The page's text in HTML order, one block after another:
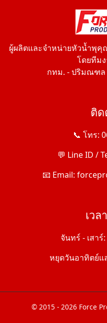
ผู้ผลิตและจำหน่ายหัวน้ำพุ
โดยทีม
กทม. - ปริมณฑล
ติด
📞 โทร:
💬 Line ID /
📧 Email:
เวล
จันทร์ - เสาร์
หยุดวันอาทิตย์
© 2015 - 2026 Force